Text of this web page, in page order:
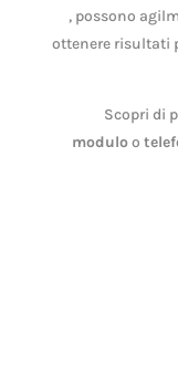
, possono
ottenere risultati
Scopri di
moduloo